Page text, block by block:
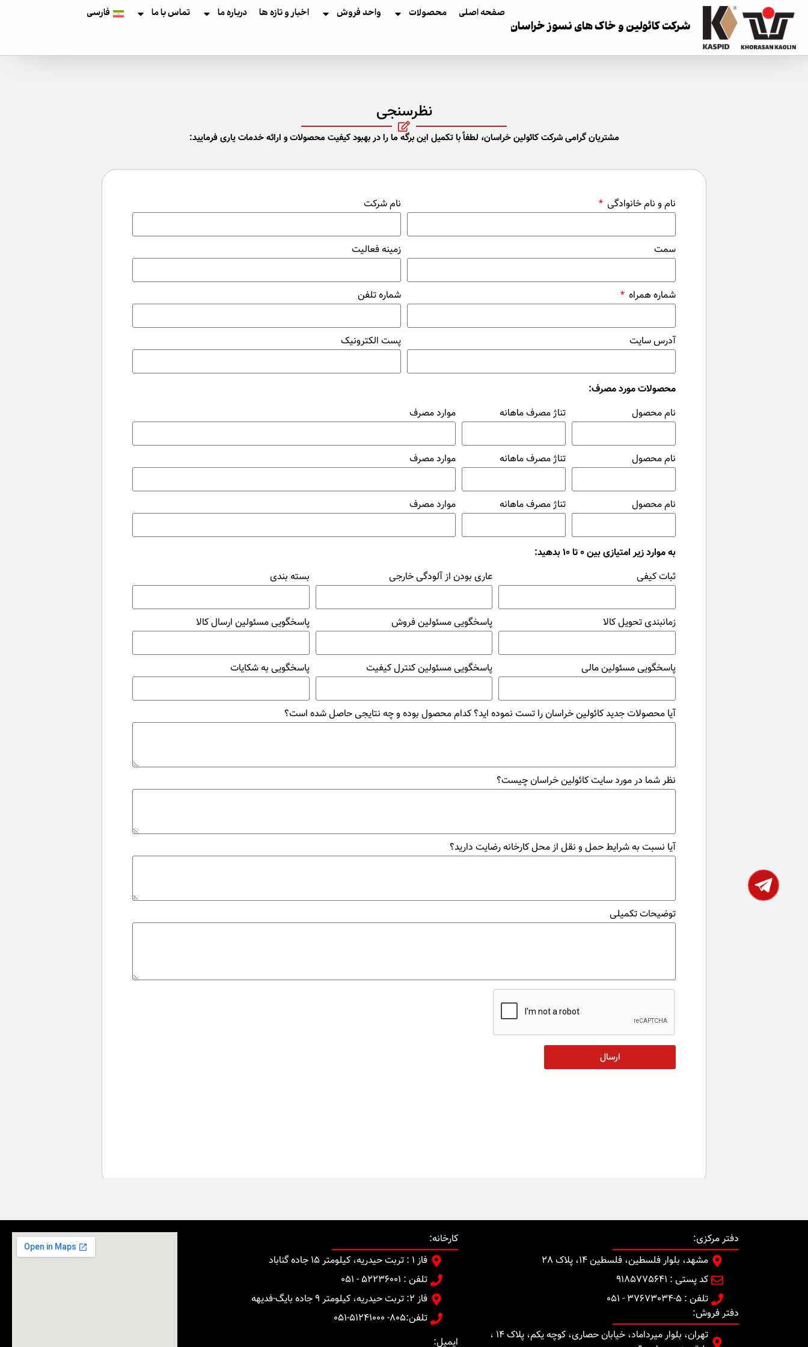
شرکت کائولین و خاک های نسوز خراسا
صفحه اصلی محصولات واحد فروش اخبار و تازه ها درباره ما تماس با ما فارسی
نظرسنجی
مشتریان گرامی شرکت کائولین خراسان، لطفاً با تکمیل این برگه ما را در بهبود کیفیت محصولات و ارائه خدمات یاری فرمایید:
نام و نام خانوادگی نام شرکت
سمت زمینه فعالیت
شماره همراه شماره تلفن
آدرس سایت پست الکترونیک
محصولات مورد مصرف:
نام محصول
تناژ مصرف ماهانه موارد مصرف
نام محصول تناژ مصرف ماهانه موارد مصرف
نام محصول تناژ مصرف ماهانه موارد مصرف
به موارد زیر امتیازی بین 0 تا 10 بدهید:
ثبات کیفی
عاری بودن از آلودگی خارجی بسته بندی
زمانبندی تحویل کالا پاسخگویی مسئولین فروش پاسخگویی مسئولین ارسال کالا
پاسخگویی مسئولین مالی پاسخگویی مسئولین کنترل کیفیت پاسخگویی به شکایات
آیا محصولات جدید کائولین خراسان را تست نموده اید؟ کدام محصول بوده و چه نتایجی حاصل شده است؟
نظر شما در مورد سایت کائولین خراسان چیست؟
آیا نسبت به شرایط حمل و نقل از محل کارخانه رضایت دارید؟
توضیحات تکمیلی
ارسال
دفتر مرکزی:
مشهد، بلوار فلسطین، فلسطین 14، پلاک 28
کد پستی : 9185775641
تلفن : 5-37673034 - 051
دفتر فروش:
تهران، بلوار میرداماد، خیابان حصاری، کوچه یکم، پلاک 14 ،
کارخانه:
فاز 1 : تربت حیدریه، کیلومتر 15 جاده گناباد
تلفن : 52236001 - 051
فاز 2: تربت حیدریه، کیلومتر 9 جاده بایگ-فدیهه
تلفن:805- 51241000-051
ایمیل: